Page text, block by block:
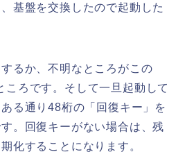
基盤を交換したので起動した
るか、不明なところがこの
ろです。そして一旦起動して
る通り48桁の「回復キー」を
。回復キーがない場合は、残
化することになります。